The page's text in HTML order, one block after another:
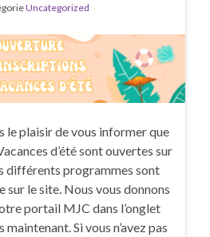
Uncategorized
le plaisir de vous informer que
d’été sont ouvertes sur
différents programmes sont
sur le site. Nous vous donnons
portail MJC dans l’onglet
maintenant. Si vous n’avez pas